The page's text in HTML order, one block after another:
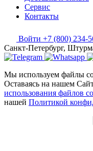
Сервис
Контакты
Войти +7 (800) 234-
Санкт-Петербург,
Мы используем файлы
Оставаясь на нашем
использования файлов
нашей Политикой